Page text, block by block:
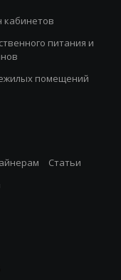
кабинетов
питания и
помещений
Статьи